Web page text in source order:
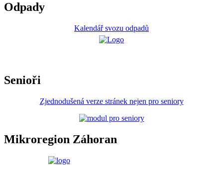
Odpady
Kalendář svozu odpadů
Senioři
Zjednodušená verze stránek nejen pro seniory
Mikroregion Záhoran